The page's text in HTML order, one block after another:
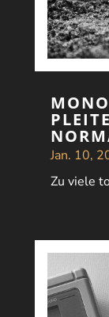
Jan. 10,
Zu viele